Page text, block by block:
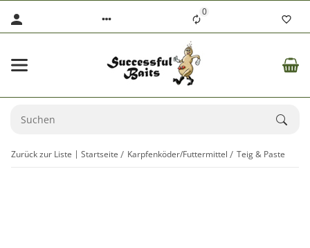
0
Zurück zur Liste Startseite Karpfenköder/Futtermittel Teig & Paste